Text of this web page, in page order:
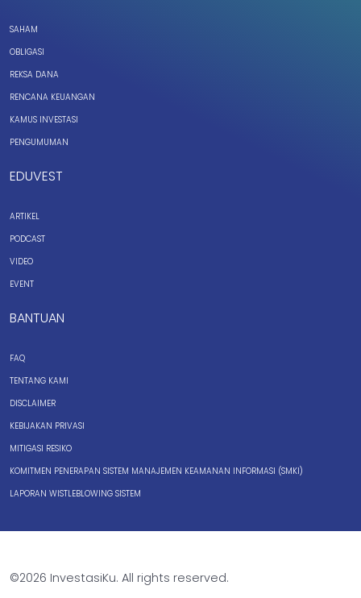
SAHAM
OBLIGASI
REKSA DANA
RENCANA KEUANGAN
KAMUS INVESTASI
PENGUMUMAN
EDUVEST
ARTIKEL
PODCAST
VIDEO
EVENT
BANTUAN
FAQ
TENTANG KAMI
DISCLAIMER
KEBIJAKAN PRIVASI
MITIGASI RESIKO
KOMITMEN PENERAPAN SISTEM MANAJEMEN KEAMANAN INFORMASI (SMKI)
LAPORAN WISTLEBLOWING SISTEM
©2026 InvestasiKu. All rights reserved.